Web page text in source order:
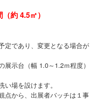
約 4.5㎡）
であり、変更となる場合が
示台（幅 1.0～1.2ｍ程度）
場を設けます。
から、出展者バッチは１事